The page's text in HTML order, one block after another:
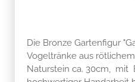
Die Bronze Gartenfigur
Vogeltränke aus
Naturstein ca. 30cm, mit